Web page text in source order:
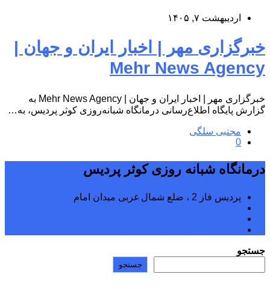
اردیبهشت ۷, ۱۴۰۵
خبرگزاری مهر | اخبار ایران و جهان |
Mehr News Agency
خبرگزاری مهر | اخبار ایران و جهان | Mehr News Agency به
گزارش پایگاه اطلاع‌رسانی درمانگاه شبانه‌روزی کوثر پردیس، به…
مجتبی سلگی
0
درمانگاه شبانه روزی کوثر پردیس
پردیس فاز 2 ، ضلع شمال غربی میدان امام
جستجو
جستجو